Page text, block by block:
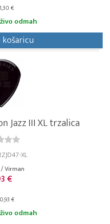
€
odmah
Jazz III XL trzalica
XL
/ Virman
€
€
odmah